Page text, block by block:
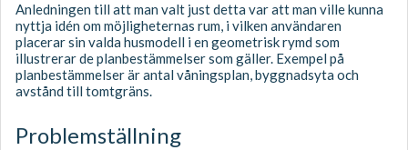
Anledningen till att man valt just detta var att man ville kunna
nyttja idén om möjligheternas rum, i vilken användaren
placerar sin valda husmodell i en geometrisk rymd som
illustrerar de planbestämmelser som gäller. Exempel på
planbestämmelser är antal våningsplan, byggnadsyta och
avstånd till tomtgräns.
Problemställning